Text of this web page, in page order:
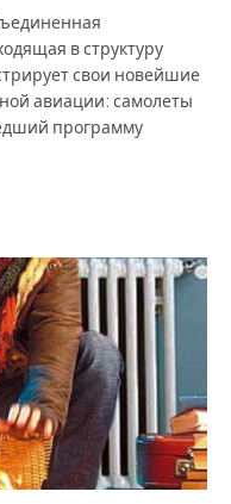
в структуру
свои новейшие
авиации: самолеты
программу